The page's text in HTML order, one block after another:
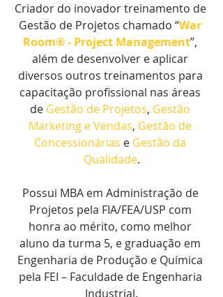
Criador do inovador treinamento de
Gestão de Projetos chamado “War
Room® - Project Management”,
além de desenvolver e aplicar
diversos outros treinamentos para
capacitação profissional nas áreas
de Gestão de Projetos, Gestão
Marketing e Vendas, Gestão de
Concessionárias e Gestão da
Qualidade.
Possui MBA em Administração de
Projetos pela FIA/FEA/USP com
honra ao mérito, como melhor
aluno da turma 5, e graduação em
Engenharia de Produção e Química
pela FEI – Faculdade de Engenharia
Industrial.